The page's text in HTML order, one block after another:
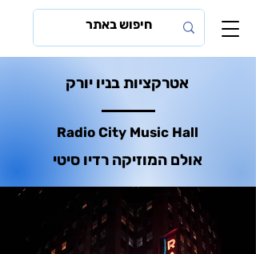
אטרקציות בניו יורק
Radio City Music Hall
אולם המוזיקה רדיו סיטי